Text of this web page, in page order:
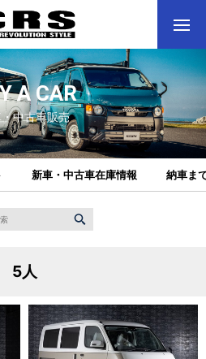
A CAR
中古車販売
新車・中古車在庫情報 納車ま
5人